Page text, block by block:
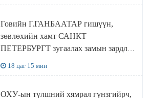
Говийн Г.ГАНБААТАР гишүүн,
зөвлөхийн хамт САНКТ
ПЕТЕРБУРГТ зугаалах замын зардлаа
18 цаг 15 мин
ОХУ-ын түлшний хямрал гүнзгийрч,